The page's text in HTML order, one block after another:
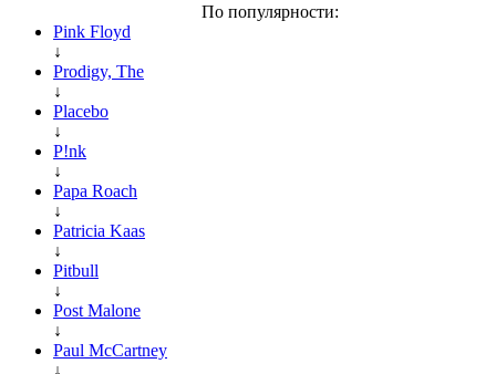
По популярности:
Pink Floyd
↓
Prodigy, The
↓
Placebo
↓
P!nk
↓
Papa Roach
↓
Patricia Kaas
↓
Pitbull
↓
Post Malone
↓
Paul McCartney
↓